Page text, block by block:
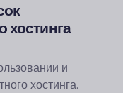
хостинга
и
хостинга.